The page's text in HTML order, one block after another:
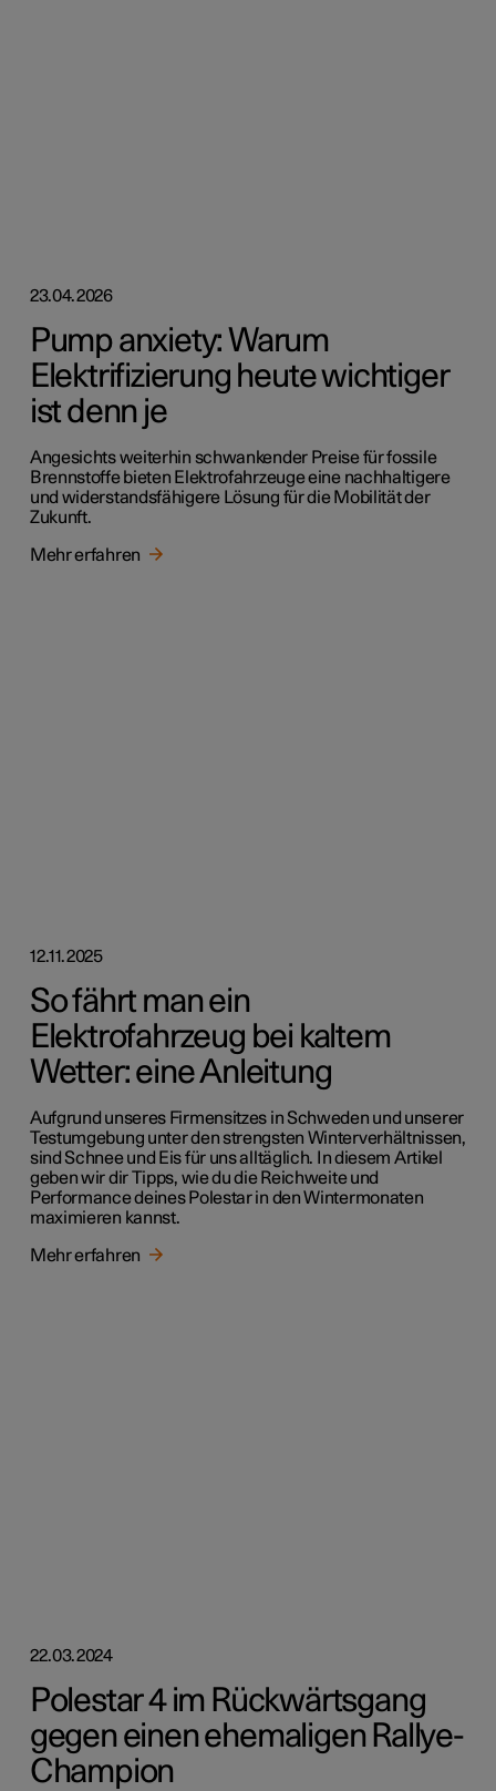
23.04.2026
Pump anxiety: Warum
Elektrifizierung heute wichtiger
ist denn je
Angesichts weiterhin schwankender Preise für fossile
Brennstoffe bieten Elektrofahrzeuge eine nachhaltigere
und widerstandsfähigere Lösung für die Mobilität der
Zukunft.
Mehr erfahren
12.11.2025
So fährt man ein
Elektrofahrzeug bei kaltem
Wetter: eine Anleitung
Aufgrund unseres Firmensitzes in Schweden und unserer
Testumgebung unter den strengsten Winterverhältnissen,
sind Schnee und Eis für uns alltäglich. In diesem Artikel
geben wir dir Tipps, wie du die Reichweite und
Performance deines Polestar in den Wintermonaten
maximieren kannst.
Mehr erfahren
22.03.2024
Polestar 4 im Rückwärtsgang
gegen einen ehemaligen Rallye-
Champion